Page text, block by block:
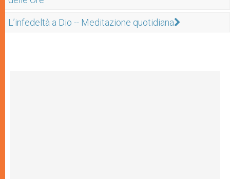
L’infedeltà a Dio -- Meditazione quotidiana